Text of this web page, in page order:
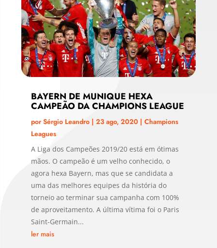
BAYERN DE MUNIQUE HEXA
CAMPEÃO DA CHAMPIONS LEAGUE
porSérgio Leandro| 23 ago, 2020| Champions
Leagues
A Liga dos Campeões 2019/20 está em ótimas
mãos. O campeão é um velho conhecido, o
agora hexa Bayern, mas que se candidata a
uma das melhores equipes da história do
torneio ao terminar sua campanha com 100%
de aproveitamento. A última vítima foi o Paris
Saint-Germain...
ler mais